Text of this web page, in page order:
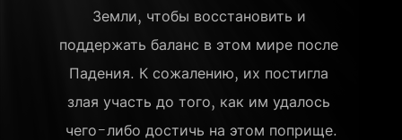
Земли, чтобы восстановить и
поддержать баланс в этом мире после
Падения. К сожалению, их постигла
злая участь до того, как им удалось
чего-либо достичь на этом поприще.